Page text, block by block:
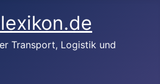
Transport, Logistik und